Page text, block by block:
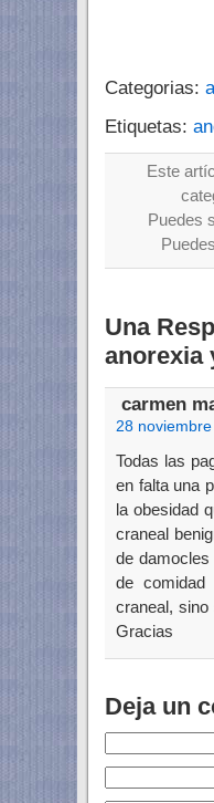
Categorias:
Etiquetas:
Este
Puedes
Puedes
Una
anorexia
carmen
28
Todas las
en falta una
la obesidad
craneal
de
de comidad
craneal,
Gracias
Deja un